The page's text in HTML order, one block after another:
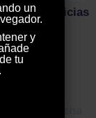
un
y
tu
Más noticias
la mancha